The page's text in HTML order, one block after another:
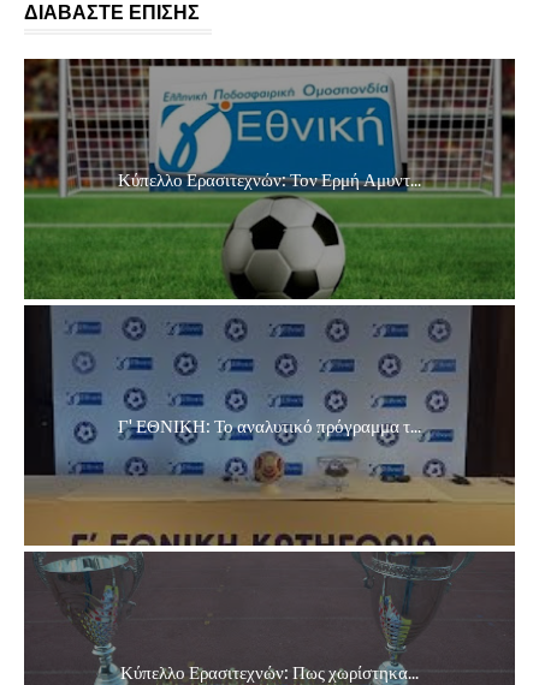
ΔΙΑΒΑΣΤΕ ΕΠΙΣΗΣ
Κύπελλο Ερασιτεχνών: Τον Ερμή Αμυντ...
Γ' ΕΘΝΙΚΗ: Το αναλυτικό πρόγραμμα τ...
Κύπελλο Ερασιτεχνών: Πως χωρίστηκα...